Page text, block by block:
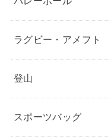
ラグビー・アメフト
登山
スポーツバッグ